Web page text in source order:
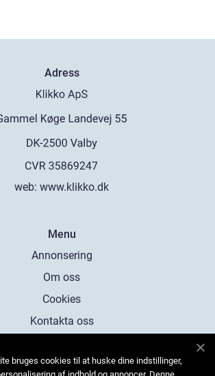
Adress
web: www.klikko.dk
Menu
Annonsering
Om oss
Cookies
Kontakta oss
bruges cookies til at huske dine indstillinger,